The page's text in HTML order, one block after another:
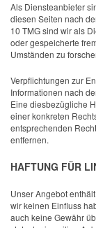
Als Diensteanbieter
diesen Seiten nach
10 TMG sind wir als
oder gespeicherte
Umständen zu
Verpflichtungen zur
Informationen nach
Eine diesbezügliche
einer konkreten
entsprechenden
entfernen.
HAFTUNG FÜR
Unser Angebot
wir keinen Einfluss
auch keine Gewähr